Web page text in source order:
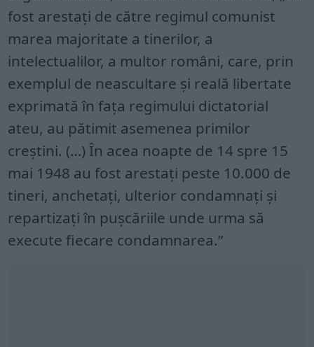
fost arestaţi de către regimul comunist
marea majoritate a tinerilor, a
intelectualilor, a multor români, care, prin
exemplul de neascultare şi reală libertate
exprimată în faţa regimului dictatorial
ateu, au pătimit asemenea primilor
creştini. (…) În acea noapte de 14 spre 15
mai 1948 au fost arestaţi peste 10.000 de
tineri, anchetaţi, ulterior condamnaţi şi
repartizaţi în puşcăriile unde urma să
execute fiecare condamnarea.”